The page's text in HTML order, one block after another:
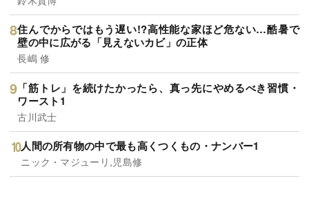
住んでからではもう遅い!?高性能な家ほど危ない…酷暑で
壁の中に広がる「見えないカビ」の正体
長嶋 修
「筋トレ」を続けたかったら、真っ先にやめるべき習慣・
ワースト1
古川武士
人間の所有物の中で最も高くつくもの・ナンバー1
ニック・マジューリ,児島修